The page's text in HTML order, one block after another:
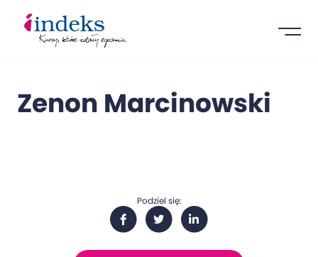
Zenon Marcinowski
Podziel się: